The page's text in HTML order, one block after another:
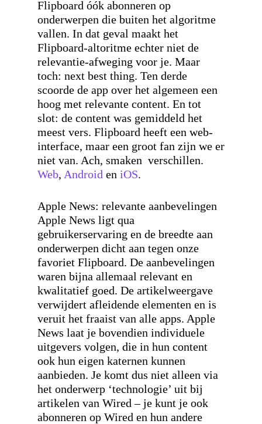
Flipboard óók abonneren op
onderwerpen die buiten het algoritme
vallen. In dat geval maakt het
Flipboard-altoritme echter niet de
relevantie-afweging voor je. Maar
toch: next best thing. Ten derde
scoorde de app over het algemeen een
hoog met relevante content. En tot
slot: de content was gemiddeld het
meest vers. Flipboard heeft een web-
interface, maar een groot fan zijn we er
niet van. Ach, smaken verschillen.
Web, Android en iOS.
Apple News: relevante aanbevelingen
Apple News ligt qua
gebruikerservaring en de breedte aan
onderwerpen dicht aan tegen onze
favoriet Flipboard. De aanbevelingen
waren bijna allemaal relevant en
kwalitatief goed. De artikelweergave
verwijdert afleidende elementen en is
veruit het fraaist van alle apps. Apple
News laat je bovendien individuele
uitgevers volgen, die in hun content
ook hun eigen katernen kunnen
aanbieden. Je komt dus niet alleen via
het onderwerp ‘technologie’ uit bij
artikelen van Wired – je kunt je ook
abonneren op Wired en hun andere